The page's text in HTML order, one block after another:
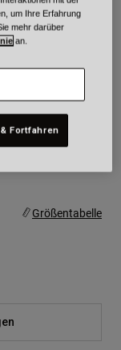
30% OFF
Größentabelle
um Ihre Erfahrung
mehr darüber
an.
Fortfahren